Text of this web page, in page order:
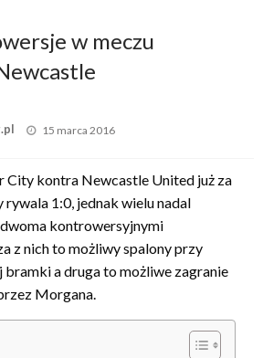
w meczu
Opublikowane
15 marca 2016
City kontra Newcastle United już za
rywala 1:0, jednak wielu nadal
dwoma kontrowersyjnymi
z nich to możliwy spalony przy
a druga to możliwe zagranie
Morgana.